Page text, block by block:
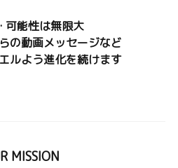
能性は無限大
の動画メッセージなど
ルよう進化を続けます
MISSION